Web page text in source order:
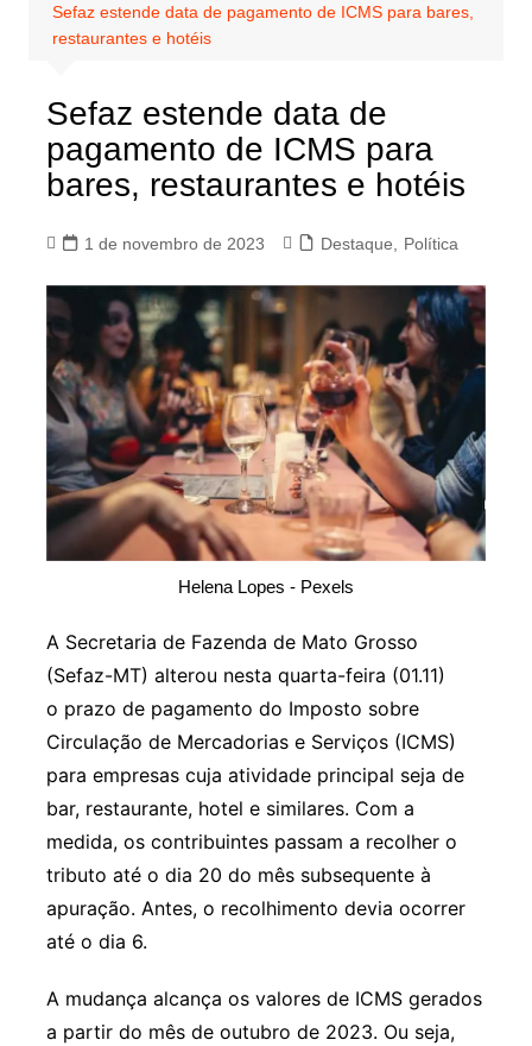
Sefaz estende data de pagamento de ICMS para bares,
restaurantes e hotéis
Sefaz estende data de
pagamento de ICMS para
bares, restaurantes e hotéis
1 de novembro de 2023 Destaque Política
Helena Lopes - Pexels
A Secretaria de Fazenda de Mato Grosso
(Sefaz-MT) alterou nesta quarta-feira (01.11)
o prazo de pagamento do Imposto sobre
Circulação de Mercadorias e Serviços (ICMS)
para empresas cuja atividade principal seja de
bar, restaurante, hotel e similares. Com a
medida, os contribuintes passam a recolher o
tributo até o dia 20 do mês subsequente à
apuração. Antes, o recolhimento devia ocorrer
até o dia 6.
A mudança alcança os valores de ICMS gerados
a partir do mês de outubro de 2023. Ou seja,